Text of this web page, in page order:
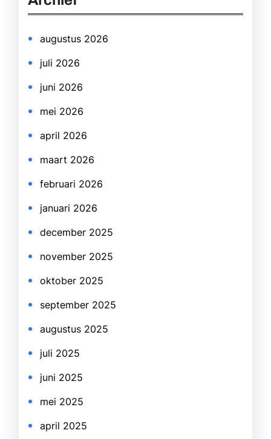
c
augustus 2026
juli 2026
juni 2026
mei 2026
april 2026
maart 2026
februari 2026
januari 2026
december 2025
november 2025
oktober 2025
september 2025
augustus 2025
juli 2025
juni 2025
mei 2025
april 2025